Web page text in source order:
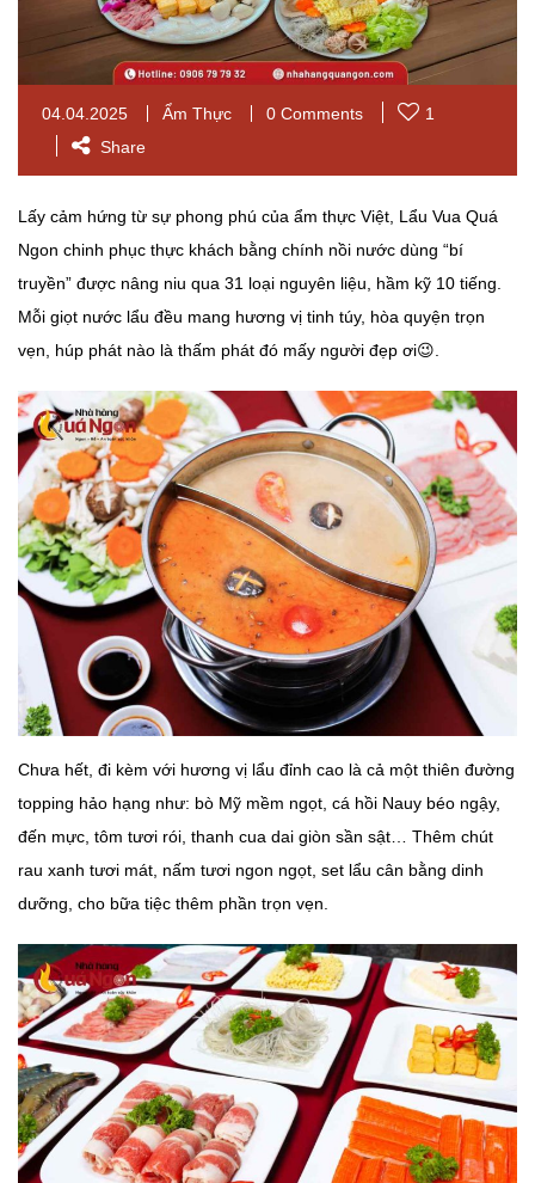
04.04.2025 Ẩm Thực 0 Comments
1
Share
Lấy cảm hứng từ sự phong phú của ẩm thực Việt, Lẩu Vua Quá
Ngon chinh phục thực khách bằng chính nồi nước dùng “bí
truyền” được nâng niu qua 31 loại nguyên liệu, hầm kỹ 10 tiếng.
Mỗi giọt nước lẩu đều mang hương vị tinh túy, hòa quyện trọn
vẹn, húp phát nào là thấm phát đó mấy người đẹp ơi😉.
Chưa hết, đi kèm với hương vị lẩu đỉnh cao là cả một thiên đường
topping hảo hạng như: bò Mỹ mềm ngọt, cá hồi Nauy béo ngậy,
đến mực, tôm tươi rói, thanh cua dai giòn sần sật… Thêm chút
rau xanh tươi mát, nấm tươi ngon ngọt, set lẩu cân bằng dinh
dưỡng, cho bữa tiệc thêm phần trọn vẹn.